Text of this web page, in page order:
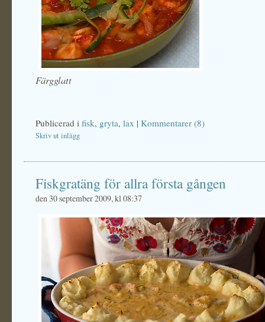
Färgglatt
Publicerad i fisk, gryta, lax | Kommentarer (8)
Skriv ut inlägg
Fiskgratäng för allra första gången
den 30 september 2009, kl 08:37